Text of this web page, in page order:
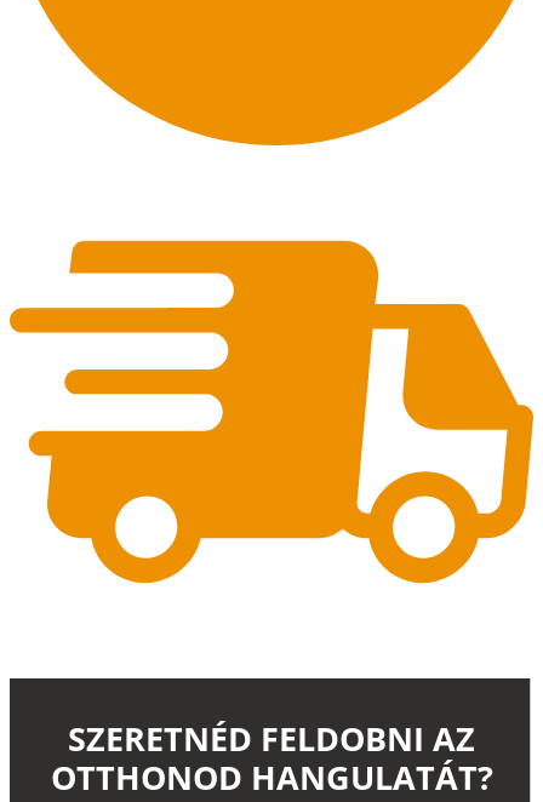
SZERETNÉD FELDOBNI AZ
OTTHONOD HANGULATÁT?